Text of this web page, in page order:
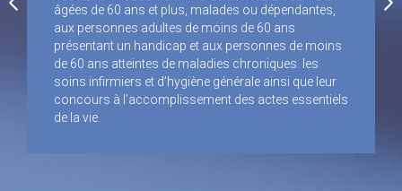
palliatifs. Il propose aux patients et à leurs proches
un accompagnement personnalisé et la prise en
compte de la souffrance globale du patient
(physique psychologique sociale et spirituelle) par
une démarche palliative de qualité, accordant une
place aux questions éthiques, dans le cadre de la loi
Léonetti Clays.